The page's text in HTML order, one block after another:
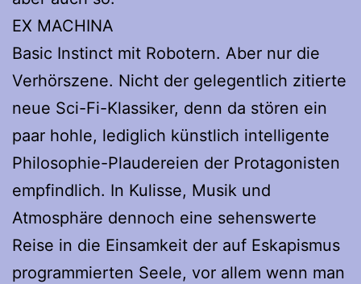
EX MACHINA
Basic Instinct mit Robotern. Aber nur die
Verhörszene. Nicht der gelegentlich zitierte
neue Sci-Fi-Klassiker, denn da stören ein
paar hohle, lediglich künstlich intelligente
Philosophie-Plaudereien der Protagonisten
empfindlich. In Kulisse, Musik und
Atmosphäre dennoch eine sehenswerte
Reise in die Einsamkeit der auf Eskapismus
programmierten Seele, vor allem wenn man